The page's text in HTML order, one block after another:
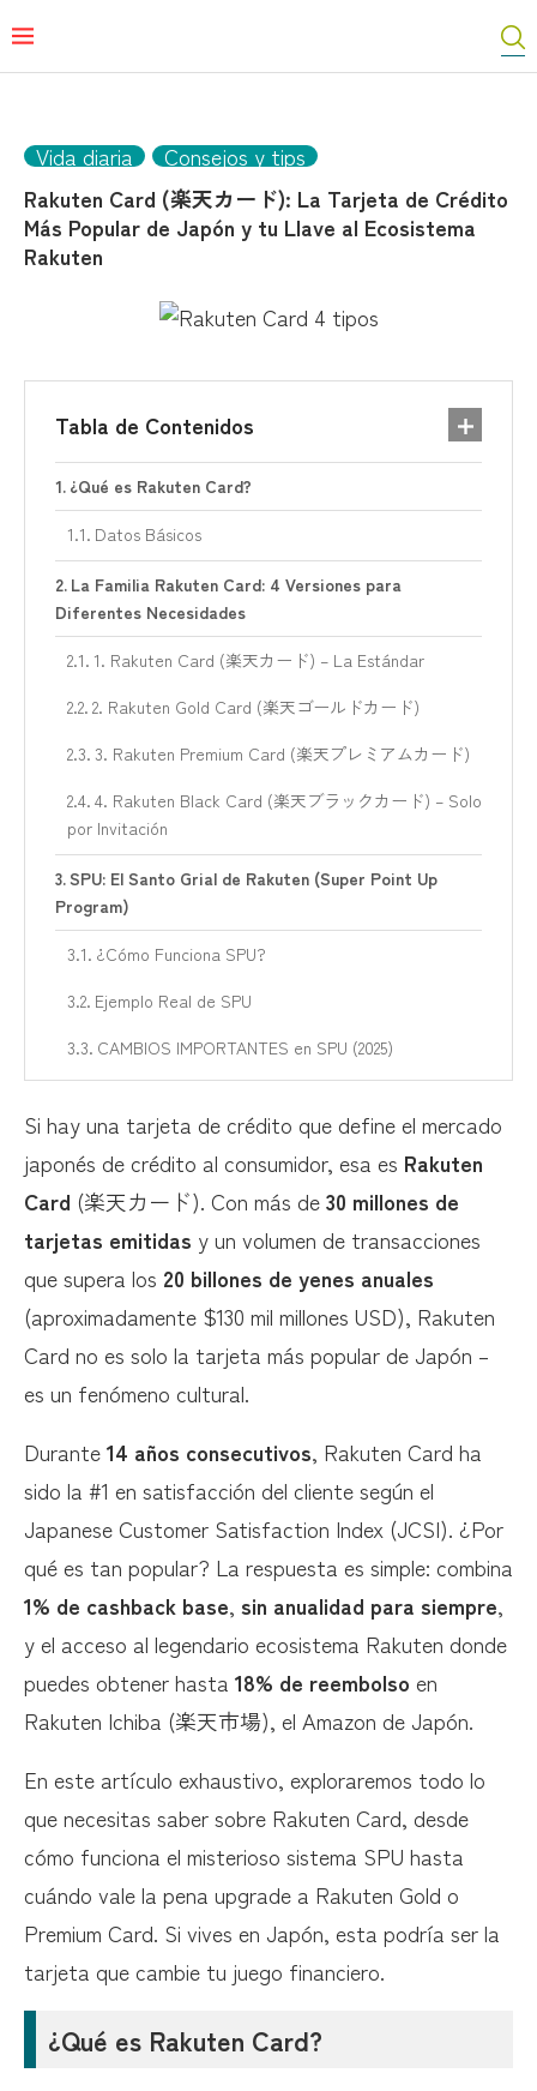
Vida diaria
Consejos y tips
Rakuten Card (楽天カード): La Tarjeta de Crédito
Más Popular de Japón y tu Llave al Ecosistema
Rakuten
Tabla de Contenidos
¿Qué es Rakuten Card?
Datos Básicos
La Familia Rakuten Card: 4 Versiones para
Diferentes Necesidades
1. Rakuten Card (楽天カード) – La Estándar
2. Rakuten Gold Card (楽天ゴールドカード)
3. Rakuten Premium Card (楽天プレミアムカード)
4. Rakuten Black Card (楽天ブラックカード) – Solo
por Invitación
SPU: El Santo Grial de Rakuten (Super Point Up
Program)
¿Cómo Funciona SPU?
Ejemplo Real de SPU
CAMBIOS IMPORTANTES en SPU (2025)
1. Cashback de 1% Sin Excepciones (Casi)
2. 3% Base en Rakuten Ichiba Sin Esfuerzo
3. Campañas Épicas: Rakuten Ichiba 0 y 5 Days
4. Rakuten Points: El Sistema de Puntos Más
Versátil de Japón
5. Sin Anualidad Para Siempre
6. Fácil Aprobación y Proceso Rápido
7. Integración Perfecta con Rakuten Ecosystem
8. Seguro de Viaje Incluido
9. Diseños Personalizados y Ediciones Especiales
10. App y Gestión Online Excelente
Rakuten Card Premium Program (Nuevo en 2025)
Para Rakuten Gold Card (+¥2,200 anuales):
Para Rakuten Premium Card (+¥11,000 anuales):
Para Rakuten Black Card (+¥33,000 anuales):
Comparación: Estándar vs Gold vs Premium vs Black
¿Cuál Rakuten Card Deberías Obtener?
Rakuten Card Estándar es Ideal Para:
Rakuten Gold Card Vale la Pena Si:
Rakuten Premium Card Vale la Pena Si:
Si hay una tarjeta de crédito que define el mercado
japonés de crédito al consumidor, esa es Rakuten
Card (楽天カード). Con más de30 millones de
tarjetas emitidas y un volumen de transacciones
que supera los 20 billones de yenes anuales
(aproximadamente $130 mil millones USD), Rakuten
Card no es solo la tarjeta más popular de Japón –
es un fenómeno cultural.
Durante14 años consecutivos, Rakuten Card ha
sido la #1 en satisfacción del cliente según el
Japanese Customer Satisfaction Index (JCSI). ¿Por
qué es tan popular? La respuesta es simple: combina
1% de cashback base, sin anualidad para siempre,
y el acceso al legendario ecosistema Rakuten donde
puedes obtener hasta 18% de reembolso en
Rakuten Ichiba (楽天市場), el Amazon de Japón.
En este artículo exhaustivo, exploraremos todo lo
que necesitas saber sobre Rakuten Card, desde
cómo funciona el misterioso sistema SPU hasta
cuándo vale la pena upgrade a Rakuten Gold o
Premium Card. Si vives en Japón, esta podría ser la
tarjeta que cambie tu juego financiero.
¿Qué es Rakuten Card?